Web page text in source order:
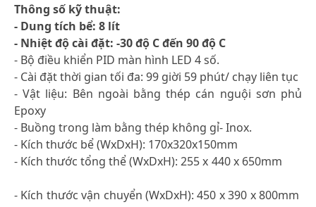
Thông số kỹ thuật:
- Dung tích bể: 8 lít
- Nhiệt độ cài đặt: -30 độ C đến 90 độ C
- Bộ điều khiển PID màn hình LED 4 số.
- Cài đặt thời gian tối đa: 99 giời 59 phút/ chạy liên tục
- Vật liệu: Bên ngoài bằng thép cán nguội sơn phủ
Epoxy
- Buồng trong làm bằng thép không gỉ- Inox.
- Kích thước bể (WxDxH): 170x320x150mm
- Kích thước tổng thể (WxDxH): 255 x 440 x 650mm
- Kích thước vận chuyển (WxDxH): 450 x 390 x 800mm